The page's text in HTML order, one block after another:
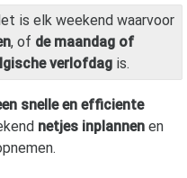
is elk weekend waarvoor
, of de maandag of
verlofdag is.
snelle en efficiente
netjes inplannen en